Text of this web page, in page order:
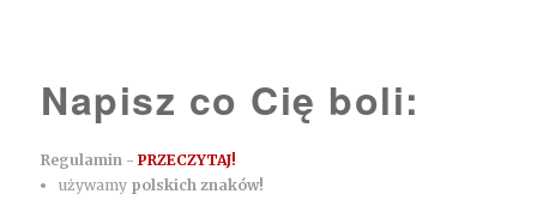
Napisz co Cię boli:
Regulamin -PRZECZYTAJ!
używamy polskich znaków!